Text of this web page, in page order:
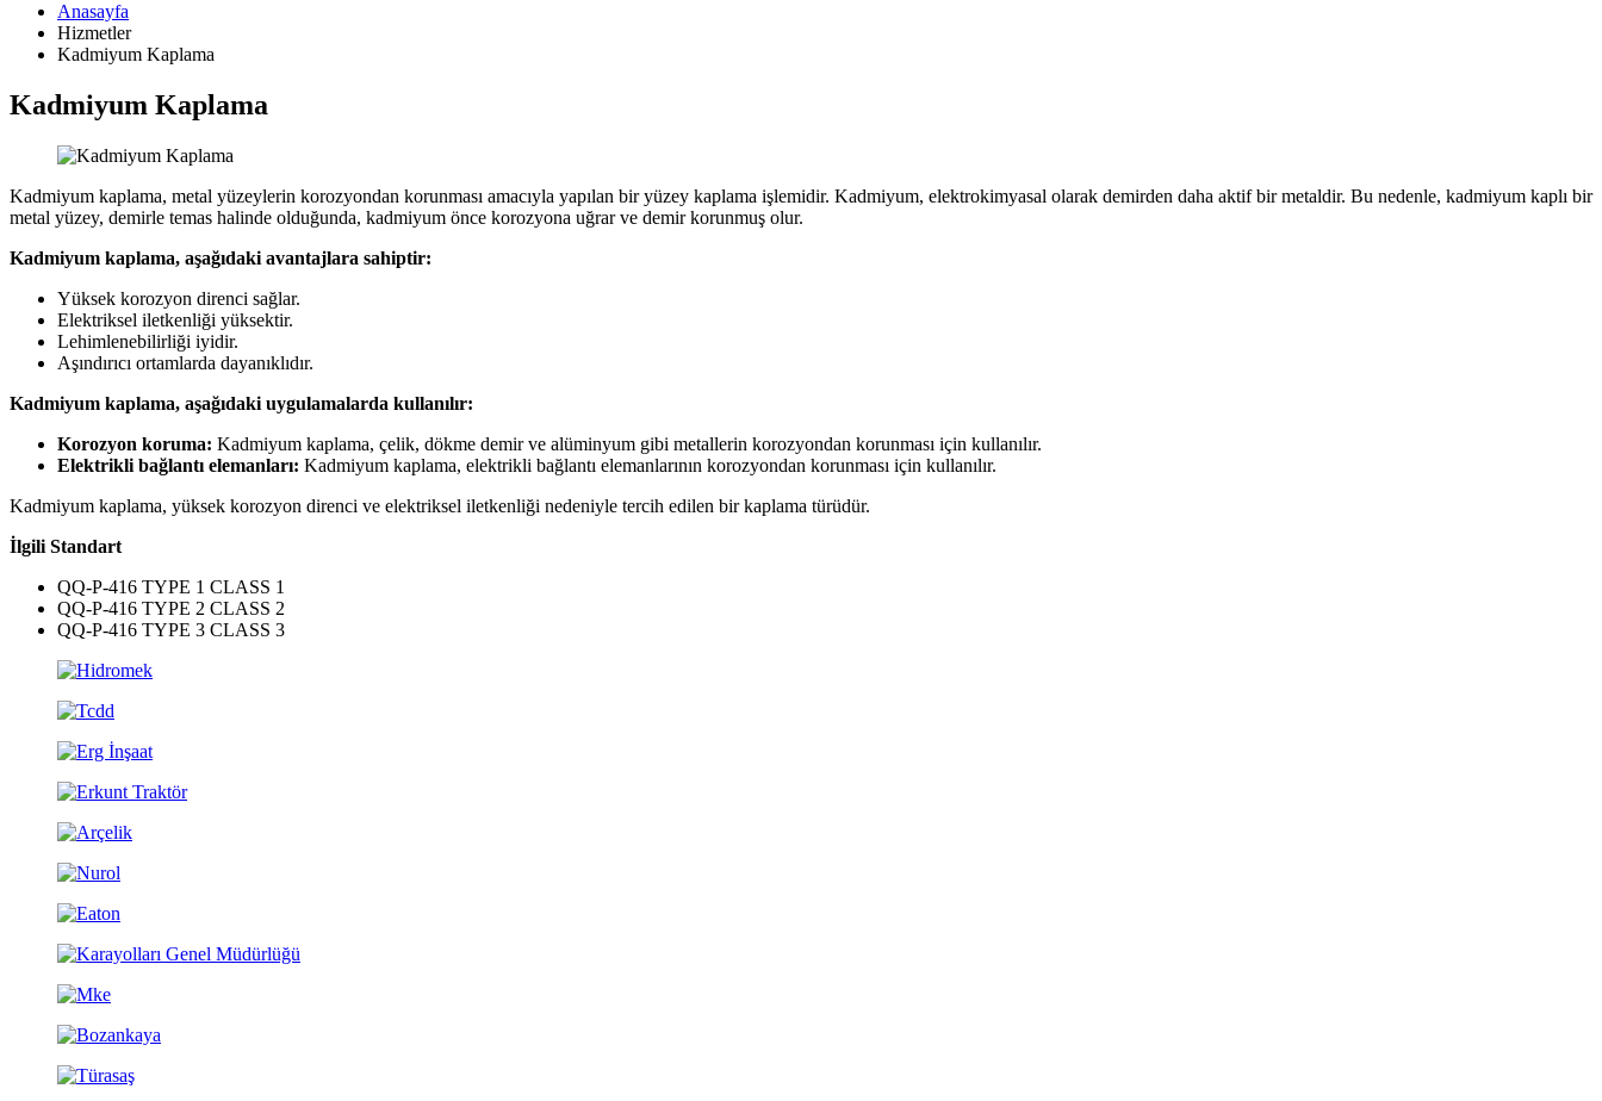
Anasayfa
Hizmetler
Kadmiyum Kaplama
Kadmiyum Kaplama
Kadmiyum kaplama, metal yüzeylerin korozyondan korunması amacıyla yapılan bir yüzey kaplama işlemidir. Kadmiyum, elektrokimyasal olarak demirden daha aktif bir metaldir. Bu nedenle, kadmiyum kaplı bir
metal yüzey, demirle temas halinde olduğunda, kadmiyum önce korozyona uğrar ve demir korunmuş olur.
Kadmiyum kaplama, aşağıdaki avantajlara sahiptir:
Yüksek korozyon direnci sağlar.
Elektriksel iletkenliği yüksektir.
Lehimlenebilirliği iyidir.
Aşındırıcı ortamlarda dayanıklıdır.
Kadmiyum kaplama, aşağıdaki uygulamalarda kullanılır:
Korozyon koruma: Kadmiyum kaplama, çelik, dökme demir ve alüminyum gibi metallerin korozyondan korunması için kullanılır.
Elektrikli bağlantı elemanları: Kadmiyum kaplama, elektrikli bağlantı elemanlarının korozyondan korunması için kullanılır.
Kadmiyum kaplama, yüksek korozyon direnci ve elektriksel iletkenliği nedeniyle tercih edilen bir kaplama türüdür.
İlgili Standart
QQ-P-416 TYPE 1 CLASS 1
QQ-P-416 TYPE 2 CLASS 2
QQ-P-416 TYPE 3 CLASS 3